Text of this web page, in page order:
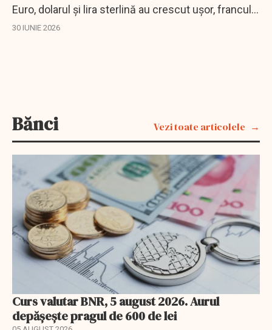
Euro, dolarul și lira sterlină au crescut ușor, francul
elvețian a scăzut, iar gramul de aur s-a depreciat
30 IUNIE 2026
Bănci Vezi toate articolele
Curs valutar BNR, 5 august 2026. Aurul
depășește pragul de 600 de lei